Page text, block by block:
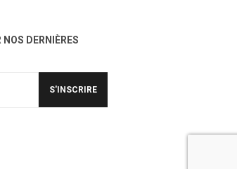
DERNIÈRES
S'INSCRIRE